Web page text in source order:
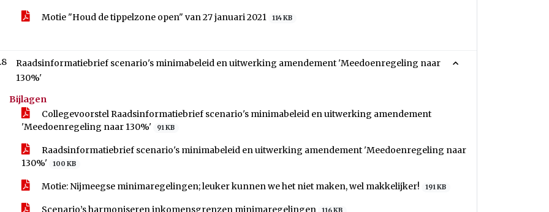
Motie "Houd de tippelzone open" van 27 januari 2021 114 KB
Raadsinformatiebrief scenario's minimabeleid en uitwerking amendement 'Meedoenregeling naar
130%'
Bijlagen
Collegevoorstel Raadsinformatiebrief scenario's minimabeleid en uitwerking amendement
'Meedoenregeling naar 130%'
91 KB
Raadsinformatiebrief scenario's minimabeleid en uitwerking amendement 'Meedoenregeling naar
130%'
100 KB
Motie: Nijmeegse minimaregelingen; leuker kunnen we het niet maken, wel makkelijker! 191 KB
Scenario’s harmoniseren inkomensgrenzen minimaregelingen